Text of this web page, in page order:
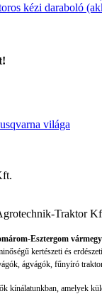
kézi daraboló
világa
Traktor
Esztergom
kertészeti és
ágvágók, fűnyíró
kínálatunkban, amelyek